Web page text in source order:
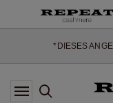
*DIESES
*GILT